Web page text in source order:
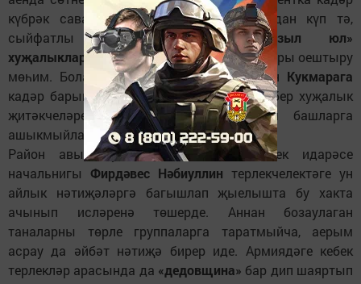
күбрәк саварга кирәк. Азык былтыргыдан күп тә,
сыйфатлы да.«Татарстан», «Кызыл юл»
хуҗалыкларындагыкебек раздой группалары оештыру
мөһим. Болай эшләүнең нәтиҗәле икәнен Кукмарага
кадәр барып сокланып кайтканнар, ә кайбер хуҗалык
җитәкчеләре бу юнәлештә һаман эш башларга
ашыкмыйлар.
Район авыл хуҗалыгы һәм азык-төлек идарәсе
начальнигы Фирдәвес Нәбиуллин терлекчелектәге ун
айлык нәтиҗәләргә багышлап җыелышта бу хакта
ачынып исләренә төшерде. Аннан бозаулаган
таналарны төрле группаларга таратмыйча, аерым
асрау да әйбәт нәтиҗә бирер иде. Армиядәге кебек
терлекләр арасында да «дедовщина» бар дип шаяртып